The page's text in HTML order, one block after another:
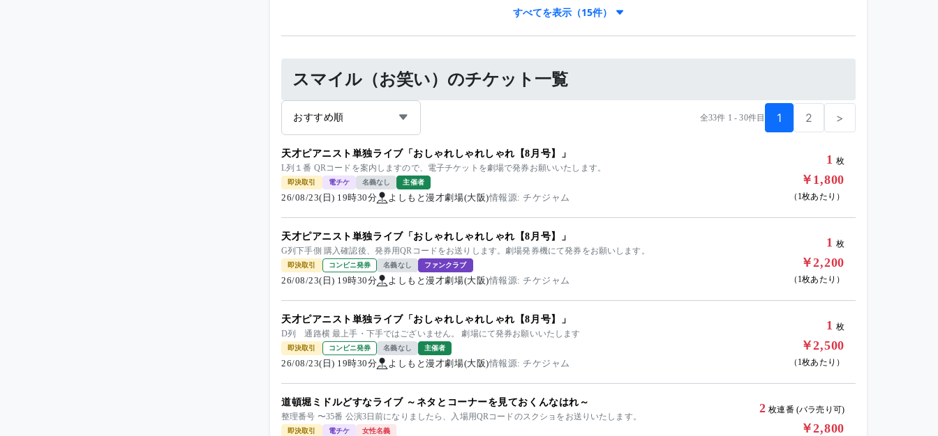
すべてを表示（15件）
スマイル（お笑い）のチケット一覧
おすすめ順 全33件 1 - 30件目 1 2 >
天才ピアニスト単独ライブ「おしゃれしゃれしゃれ【8月号】」
L列１番 QRコードを案内しますので、電子チケットを劇場で発券お願いいたします。
即決取引 電チケ 名義なし 主催者
26/08/23(日) 19時30分 よしもと漫才劇場(大阪)情報源: チケジャム
1 枚
￥1,800
（1枚あたり）
天才ピアニスト単独ライブ「おしゃれしゃれしゃれ【8月号】」
G列下手側 購入確認後、発券用QRコードをお送りします。劇場発券機にて発券をお願いします。
即決取引 コンビニ発券 名義なし ファンクラブ
26/08/23(日) 19時30分 よしもと漫才劇場(大阪)情報源: チケジャム
1 枚
￥2,200
（1枚あたり）
天才ピアニスト単独ライブ「おしゃれしゃれしゃれ【8月号】」
D列 通路横 最上手・下手ではございません。 劇場にて発券お願いいたします
即決取引 コンビニ発券 名義なし 主催者
26/08/23(日) 19時30分 よしもと漫才劇場(大阪)情報源: チケジャム
1 枚
￥2,500
（1枚あたり）
道頓堀ミドルどすなライブ ～ネタとコーナーを見ておくんなはれ～
整理番号 〜35番 公演3日前になりましたら、入場用QRコードのスクショをお送りいたします。
即決取引 電チケ 女性名義
2 枚連番 (バラ売り可)
￥2,800